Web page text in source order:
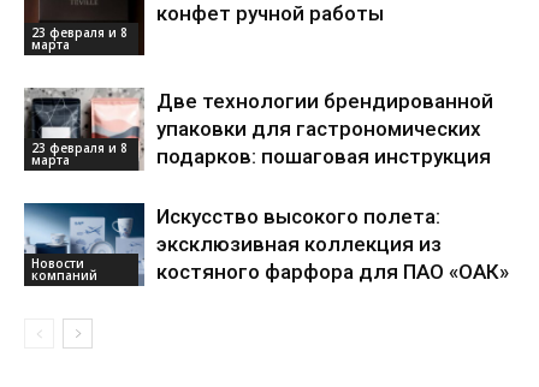
23 февраля и 8
марта
конфет ручной работы
23 февраля и 8
марта
Две технологии брендированной
упаковки для гастрономических
подарков: пошаговая инструкция
Новости
компаний
Искусство высокого полета:
эксклюзивная коллекция из
костяного фарфора для ПАО «ОАК»